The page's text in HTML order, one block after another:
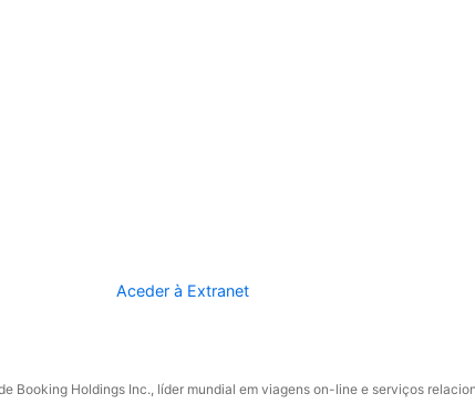
Aceder à Extranet
Booking Holdings Inc., líder mundial em viagens on-line e serviços